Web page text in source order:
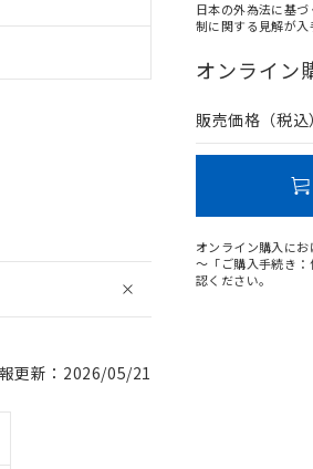
更新：2026/05/21
日本の外為法に基
制に関する見解が入
オンライン
販売価格（税込）
オンライン購入に
～「ご購入手続き
認ください。